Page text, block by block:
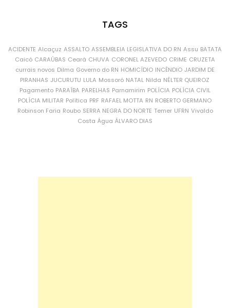
TAGS
ACIDENTE Alcaçuz ASSALTO ASSEMBLEIA LEGISLATIVA DO RN Assu BATATA
Caicó CARAÚBAS Ceará CHUVA CORONEL AZEVEDO CRIME CRUZETA
currais novos Dilma Governo do RN HOMICÍDIO INCÊNDIO JARDIM DE
PIRANHAS JUCURUTU LULA Mossoró NATAL Nilda NÉLTER QUEIROZ
Pagamento PARAÍBA PARELHAS Parnamirim POLÍCIA POLÍCIA CIVIL
POLÍCIA MILITAR Política PRF RAFAEL MOTTA RN ROBERTO GERMANO
Robinson Faria Roubo SERRA NEGRA DO NORTE Temer UFRN Vivaldo
Costa Água ÁLVARO DIAS